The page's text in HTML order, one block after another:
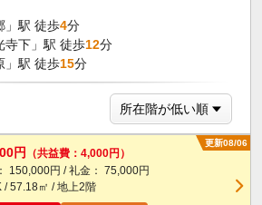
」駅 徒歩4分
寺下」駅 徒歩12分
」駅 徒歩15分
更新08/06
円
（共益費：4,000円）
150,000円 / 礼金： 75,000円
/ 57.18㎡ / 地上2階